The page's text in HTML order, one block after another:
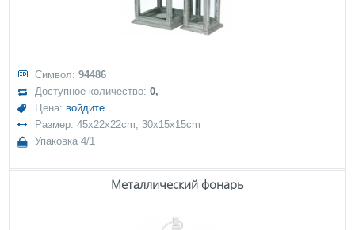
Символ:94486
Доступное количество:0,
Цена: войдите
Размер: 45x22x22cm, 30x15x15cm
Упаковка 4/1
Металлический фонарь